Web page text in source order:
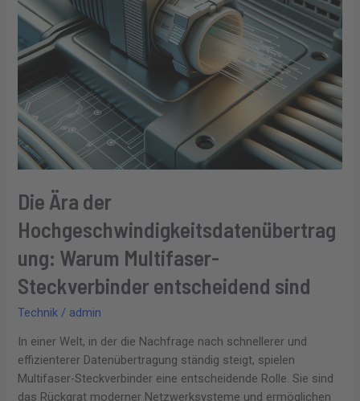
Die Ära der
Hochgeschwindigkeitsdatenübertrag
ung: Warum Multifaser-
Steckverbinder entscheidend sind
Technik / admin
In einer Welt, in der die Nachfrage nach schnellerer und
effizienterer Datenübertragung ständig steigt, spielen
Multifaser-Steckverbinder eine entscheidende Rolle. Sie sind
das Rückgrat moderner Netzwerksysteme und ermöglichen